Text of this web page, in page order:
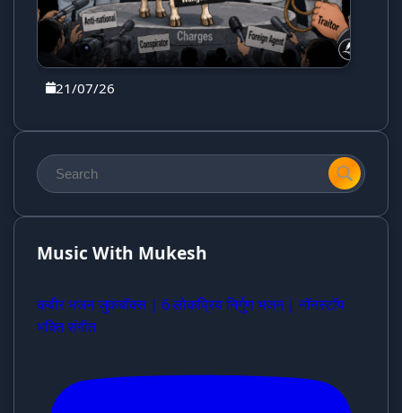
21/07/26
Music With Mukesh
कबीर भजन जुकबॉक्स | 6 लोकप्रिय निर्गुण भजन | नॉनस्टॉप
भक्ति संगीत